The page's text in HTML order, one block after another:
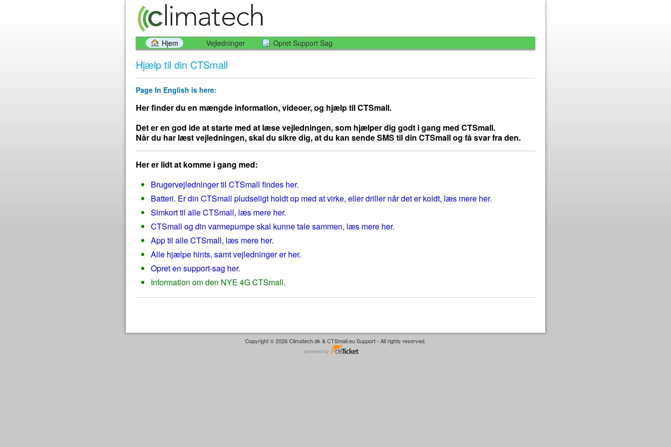
Hjem Vejledninger Opret Support Sag
Hjælp til din CTSmall
Page In English is here:
Her finder du en mængde information, videoer, og hjælp til CTSmall.
Det er en god ide at starte med at læse vejledningen, som hjælper dig godt i gang med CTSmall.
Når du har læst vejledningen, skal du sikre dig, at du kan sende SMS til din CTSmall og få svar fra den.
Her er lidt at komme i gang med:
Brugervejledninger til CTSmall findes her.
Batteri. Er din CTSmall pludseligt holdt op med at virke, eller driller når det er koldt, læs mere her.
Simkort til alle CTSmall, læs mere her.
CTSmall og din varmepumpe skal kunne tale sammen, læs mere her.
App til alle CTSmall, læs mere her.
Alle hjælpe hints, samt vejledninger er her.
Opret en support-sag her.
Information om den NYE 4G CTSmall.
Copyright © 2026 Climatech.dk & CTSmall.eu Support - All rights reserved.